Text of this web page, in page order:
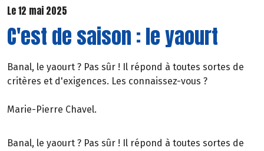
Le 12 mai 2025
C'est de saison : le yaourt
Banal, le yaourt ? Pas sûr ! Il répond à toutes sortes de
critères et d'exigences. Les connaissez-vous ?
Marie-Pierre Chavel.
Banal, le yaourt ? Pas sûr ! Il répond à toutes sortes de